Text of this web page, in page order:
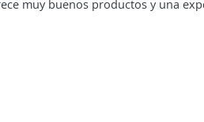
muy buenos productos y una